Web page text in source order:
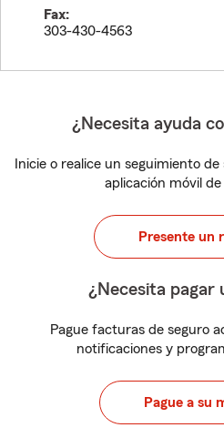
Fax:
303-430-4563
¿Necesita ayuda
Inicie o realice un seguimiento
aplicación móvil
Presente un
¿Necesita pagar
Pague facturas de seguro
notificaciones y
Pague a su